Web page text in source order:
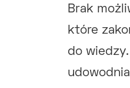
Brak
które
do